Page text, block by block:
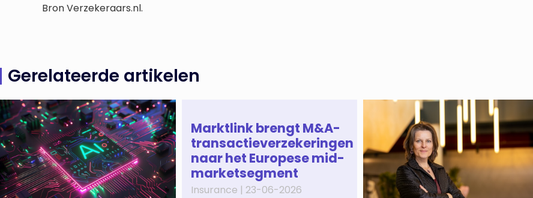
Bron Verzekeraars.nl.
Gerelateerde artikelen
Marktlink brengt M&A-
transactieverzekeringen
naar het Europese mid-
marketsegment
Insurance | 23-06-2026